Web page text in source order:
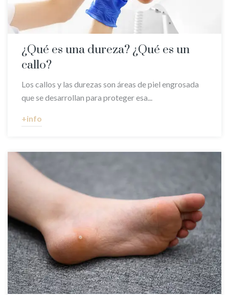
¿Qué es una dureza? ¿Qué es un
callo?
Los callos y las durezas son áreas de piel engrosada
que se desarrollan para proteger esa...
+info